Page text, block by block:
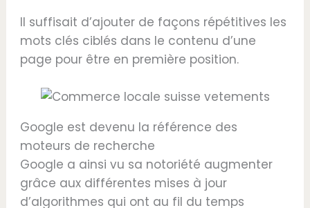
Il suffisait d’ajouter de façons répétitives les
mots clés ciblés dans le contenu d’une
page pour être en première position.
Google est devenu la référence des
moteurs de recherche
Google a ainsi vu sa notoriété augmenter
grâce aux différentes mises à jour
d’algorithmes qui ont au fil du temps